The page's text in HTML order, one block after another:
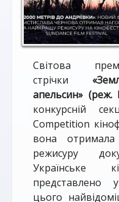
Світова
стрічки
апельсин» (реж.
конкурсній
Competition
вона
режисуру
Українське
представлено
цього